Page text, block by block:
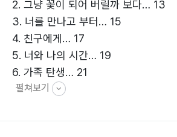
2. 그냥 꽃이 되어 버릴까 보다… 13
3. 너를 만나고 부터… 15
4. 친구에게… 17
5. 너와 나의 시간… 19
6. 가족 탄생… 21
7. 안 보임, 보이지 않음의 위로… 23
펼쳐보기